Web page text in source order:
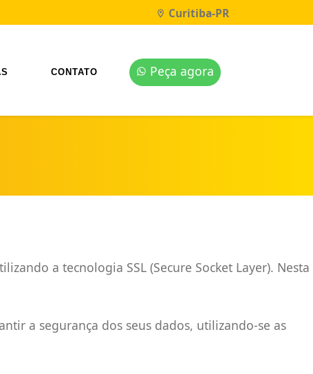
Curitiba-PR
CONTATO Peça agora
a tecnologia SSL (Secure Socket Layer). Nesta
a segurança dos seus dados, utilizando-se as